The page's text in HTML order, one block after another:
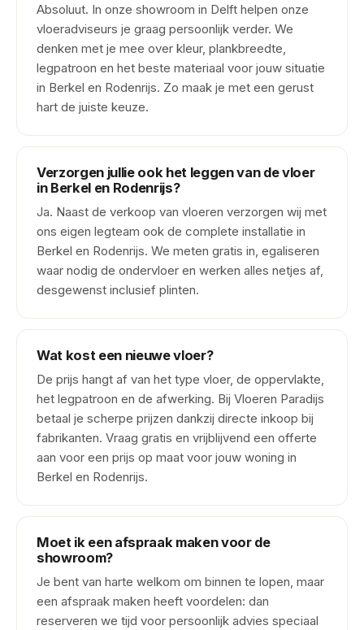
Absoluut. In onze showroom in Delft helpen onze
vloeradviseurs je graag persoonlijk verder. We
denken met je mee over kleur, plankbreedte,
legpatroon en het beste materiaal voor jouw situatie
in Berkel en Rodenrijs. Zo maak je met een gerust
hart de juiste keuze.
Verzorgen jullie ook het leggen van de vloer
in Berkel en Rodenrijs?
Ja. Naast de verkoop van vloeren verzorgen wij met
ons eigen legteam ook de complete installatie in
Berkel en Rodenrijs. We meten gratis in, egaliseren
waar nodig de ondervloer en werken alles netjes af,
desgewenst inclusief plinten.
Wat kost een nieuwe vloer?
De prijs hangt af van het type vloer, de oppervlakte,
het legpatroon en de afwerking. Bij Vloeren Paradijs
betaal je scherpe prijzen dankzij directe inkoop bij
fabrikanten. Vraag gratis en vrijblijvend een offerte
aan voor een prijs op maat voor jouw woning in
Berkel en Rodenrijs.
Moet ik een afspraak maken voor de
showroom?
Je bent van harte welkom om binnen te lopen, maar
een afspraak maken heeft voordelen: dan
reserveren we tijd voor persoonlijk advies speciaal